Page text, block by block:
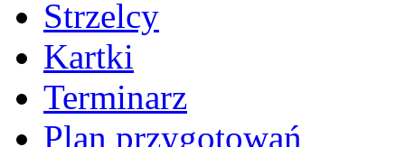
Strzelcy
Kartki
Terminarz
Plan przygotowań